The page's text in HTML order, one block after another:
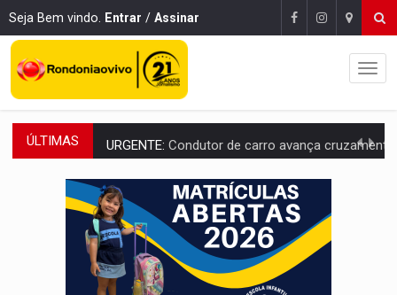
Seja Bem vindo. Entrar / Assinar
ÚLTIMAS URGENTE: Condutor de carro avança cruzamento e deixa
'OS OLHOS DO BRASIL':Emanuel Neri transforma indignação e esperança em
SOB INVESTIGAÇÃO: Dentista de PVH é denunciado por transmitir HIV
ESQUEMA DE FRAUDES:Polícia Civil deflagra a terceira fase da
ASSESSOR FLAGRADO: Empresa e ONG que recebeu R$ 12 mi em emendas